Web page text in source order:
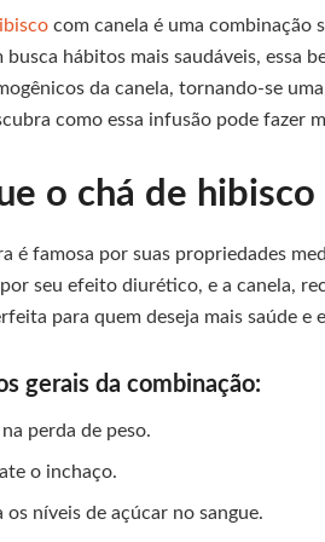
com canela é uma combinação
busca hábitos mais saudáveis, essa
da canela, tornando-se
como essa infusão pode fazer
o chá de
é famosa por suas propriedades
seu efeito diurético, e a canela,
para quem deseja mais saúde e
gerais da combinação:
perda de peso.
o inchaço.
os níveis de açúcar no sangue.